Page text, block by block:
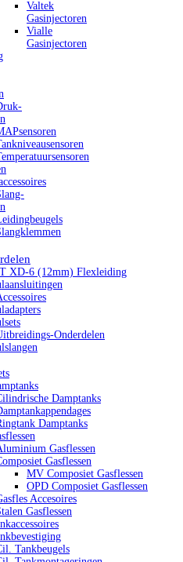
Valtek
Gasinjectoren
Vialle
Gasinjectoren
XD-6 (12mm) Flexleiding
Onderdelen
Damptanks
Damptanks
Gasflessen
Gasflessen
MV Composiet Gasflessen
OPD Composiet Gasflessen
Accesoires
Gasflessen
Tankbeugels